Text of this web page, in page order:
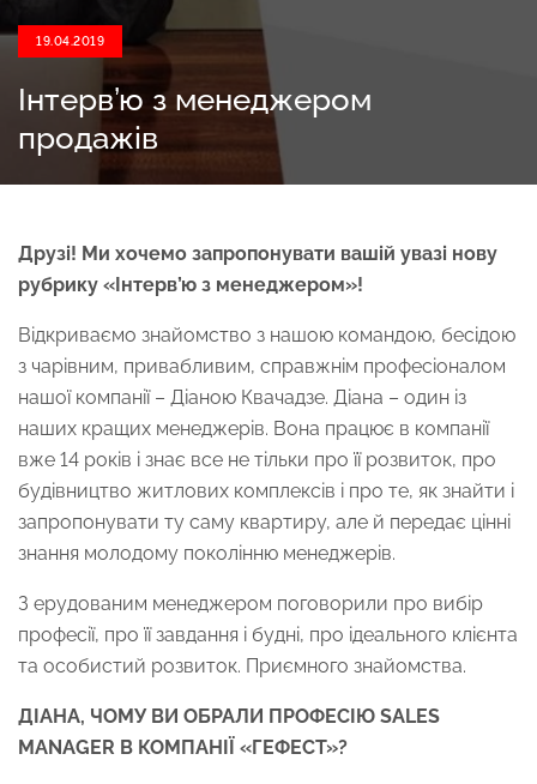
$ 300
19.04.2019
Інтерв’ю з менеджером
продажів
Друзі! Ми хочемо запропонувати вашій увазі нову
рубрику «Інтерв’ю з менеджером»!
Відкриваємо знайомство з нашою командою, бесідою
з чарівним, привабливим, справжнім професіоналом
нашої компанії – Діаною Квачадзе. Діана – один із
наших кращих менеджерів. Вона працює в компанії
вже 14 років і знає все не тільки про її розвиток, про
будівництво житлових комплексів і про те, як знайти і
запропонувати ту саму квартиру, але й передає цінні
знання молодому поколінню менеджерів.
З ерудованим менеджером поговорили про вибір
професії, про її завдання і будні, про ідеального клієнта
та особистий розвиток. Приємного знайомства.
ДІАНА, ЧОМУ ВИ ОБРАЛИ ПРОФЕСІЮ SALES
MANAGER В КОМПАНІЇ «ГЕФЕСТ»?